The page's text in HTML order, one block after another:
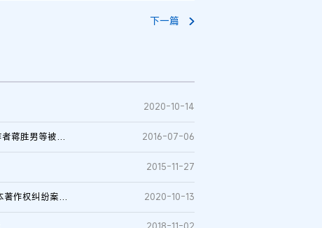
下一篇
2020-10-14
《芈月传》小说涉嫌抄袭《芈月传》电视剧本 《芈月传》作者蒋胜男等被诉侵权 索赔二千万 2016-07-06
2015-11-27
索赔额高达2050万余元！《芈月传》小说被指侵犯同名剧本著作权纠纷案终审判决…… 2020-10-13